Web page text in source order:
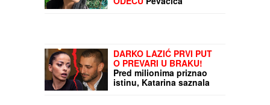
OGROMAN POŽAR BUKTI
U SURČINU!Vatreni oblak
se nadvio nad
Beogradom, vidi se iz